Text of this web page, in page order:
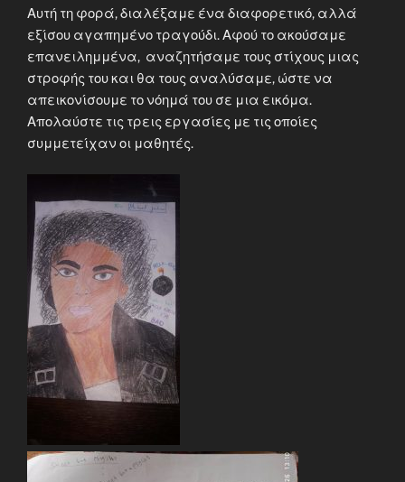
Αυτή τη φορά, διαλέξαμε ένα διαφορετικό, αλλά
εξίσου αγαπημένο τραγούδι. Αφού το ακούσαμε
επανειλημμένα, αναζητήσαμε τους στίχους μιας
στροφής του και θα τους αναλύσαμε, ώστε να
απεικονίσουμε το νόημά του σε μια εικόμα.
Απολαύστε τις τρεις εργασίες με τις οποίες
συμμετείχαν οι μαθητές.